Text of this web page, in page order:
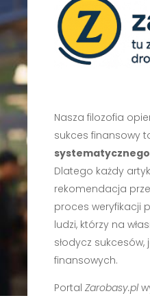
Nasza filozofia
sukces finansowy
systematycznego
Dlatego każdy
rekomendacja
proces weryfikacji
ludzi, którzy na
słodycz
finansowych.
Portal Zarobasy.pl